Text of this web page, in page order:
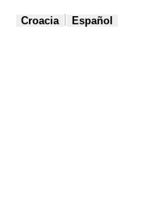
Croacia Español